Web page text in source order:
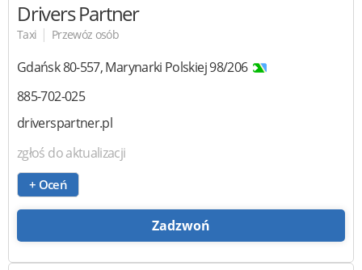
Drivers Partner
Taxi | Przewóz osób
Gdańsk80-557,Marynarki Polskiej 98/206
885-702-025
driverspartner.pl
zgłoś do aktualizacji
+ Oceń
Zadzwoń